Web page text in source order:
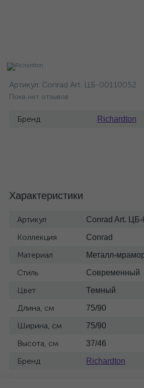
Артикул: Conrad Art. ЦБ-00110052
Пока нет отзывов
Бренд Richardton
Характеристики
Артикул Conrad Art. ЦБ-
Коллекция Conrad
Материал Металл-
Стиль Современный
Цвет Темный
Длина, см 75/90
Ширина, см 75/90
Высота, см 37/46
Бренд Richardton